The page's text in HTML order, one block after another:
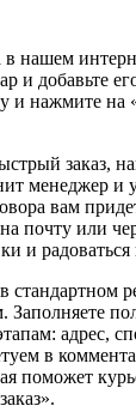
нашем
и добавьте
и нажмите на
заказ,
менеджер и
вам
почту или
и
стандартном
Заполняете
адрес,
в
поможет